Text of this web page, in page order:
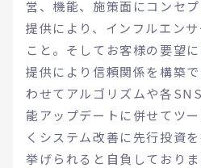
営、機能、施策面にコンセ
提供により、インフルエン
こと。そしてお客様の要望
提供により信頼関係を構築
わせてアルゴリズムや各
能アップデートに併せてツ
くシステム改善に先行投資
挙げられると自負しておりま